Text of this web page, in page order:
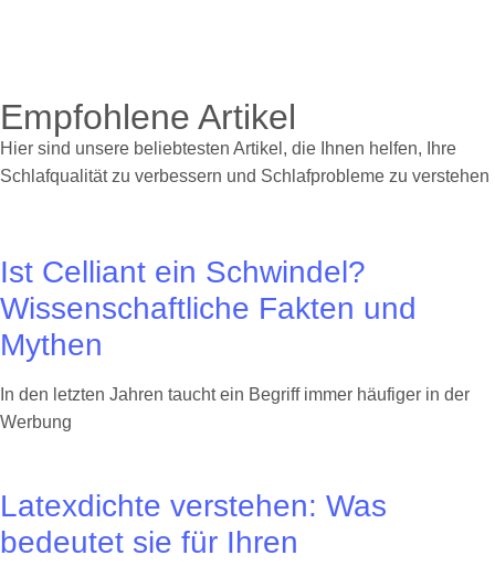
Empfohlene Artikel
Hier sind unsere beliebtesten Artikel, die Ihnen helfen, Ihre
Schlafqualität zu verbessern und Schlafprobleme zu verstehen
Ist Celliant ein Schwindel?
Wissenschaftliche Fakten und
Mythen
In den letzten Jahren taucht ein Begriff immer häufiger in der
Werbung
Latexdichte verstehen: Was
bedeutet sie für Ihren